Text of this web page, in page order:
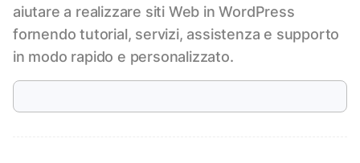
aiutare a realizzare siti Web in WordPress
fornendo tutorial, servizi, assistenza e supporto
in modo rapido e personalizzato.